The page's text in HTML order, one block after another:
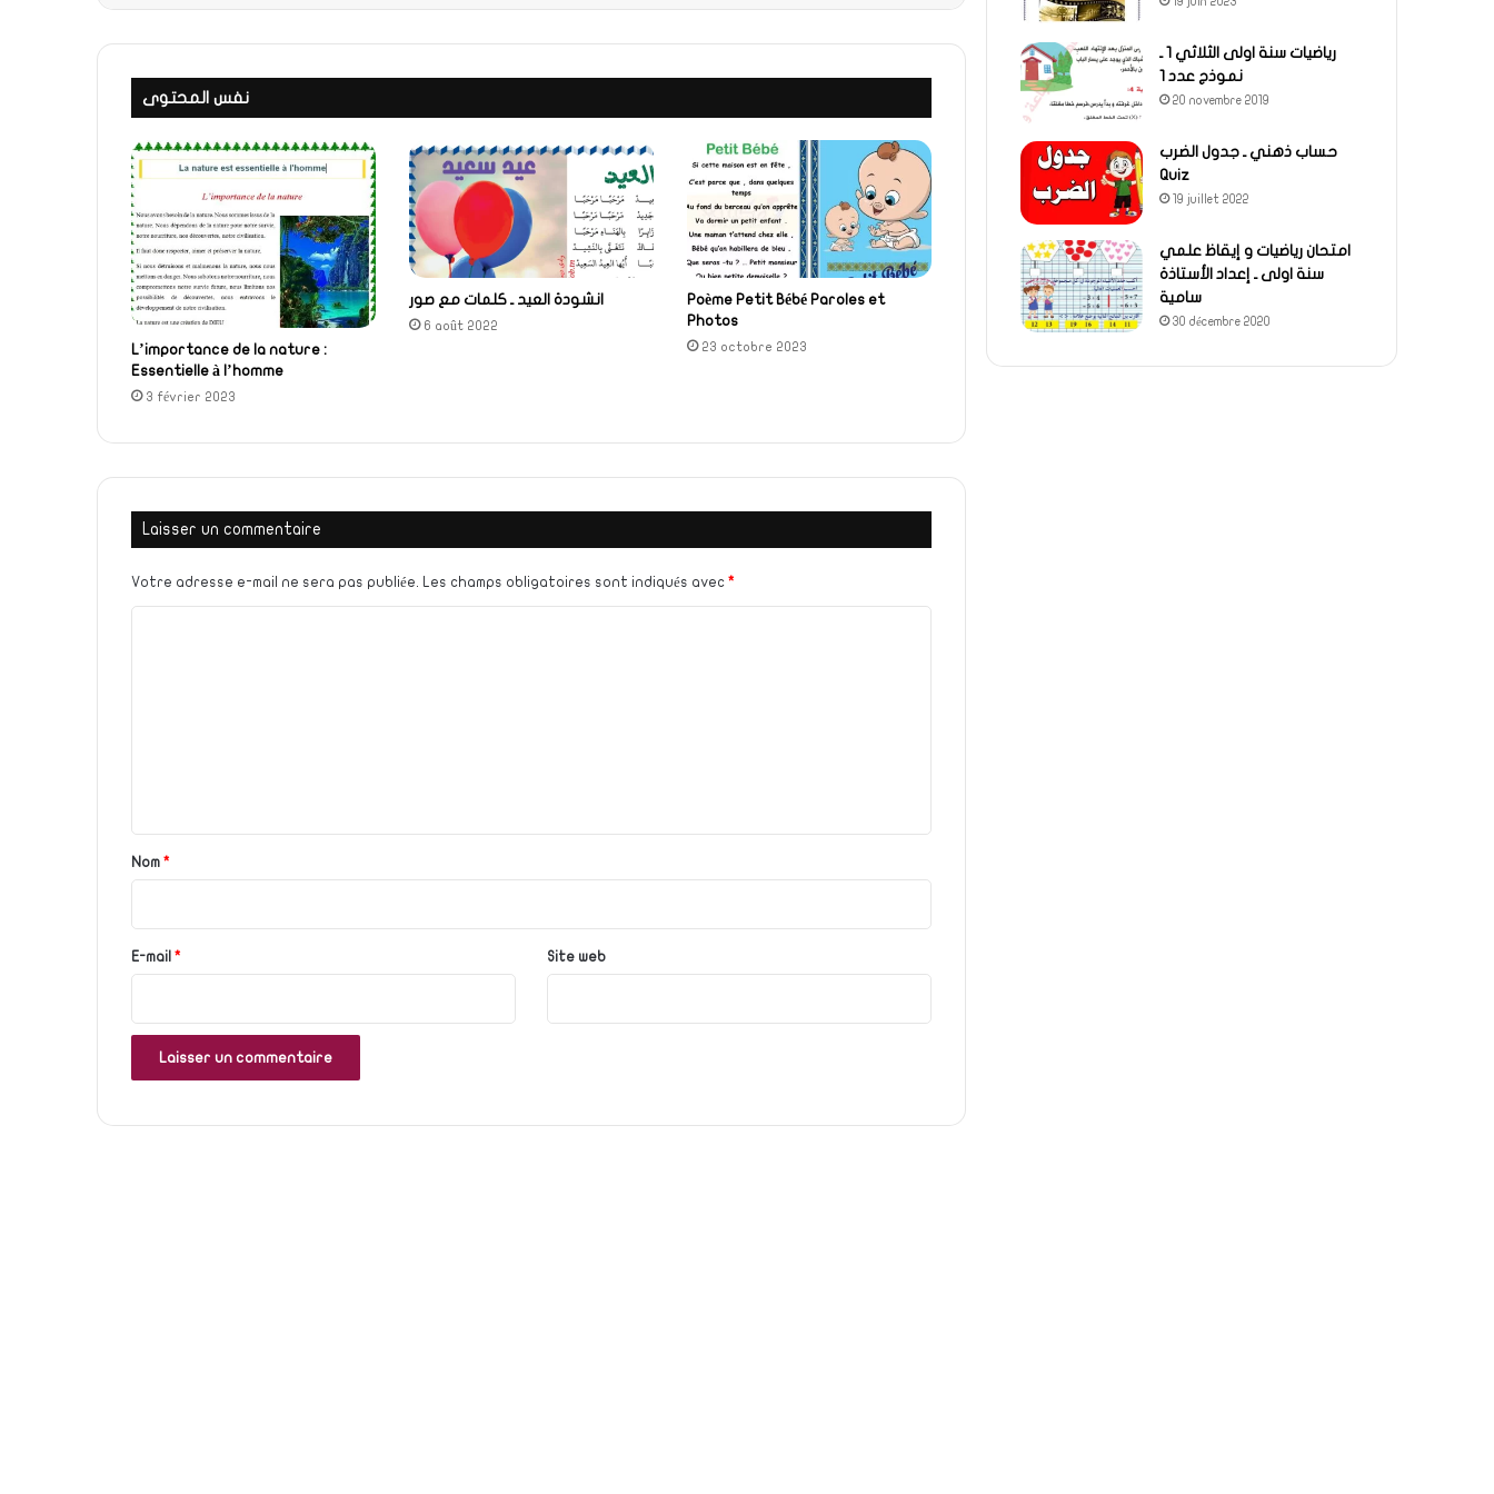
نفس المحتوى
L’importance de la nature :
Essentielle à l’homme
3 février 2023
انشودة العيد ـ كلمات مع صور
6 août 2022
Poème Petit Bébé Paroles et
Photos
23 octobre 2023
Laisser un commentaire
Votre adresse e-mail ne sera pas publiée. Les champs obligatoires sont indiqués avec *
a
e
Nom *
E-mail * Site web
رياضيات سنة اولى الثلاثي 1 ـ
نموذج عدد 1
20 novembre 2019
حساب ذهني ـ جدول الضرب
Quiz
19 juillet 2022
امتحان رياضيات و إيقاظ علمي
سنة اولى ـ إعداد الأستاذة
سامية
30 décembre 2020